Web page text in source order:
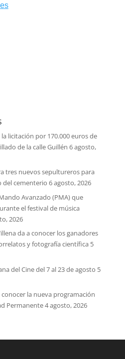
licitación por 170.000 euros de
de la calle Guillén 6 agosto,
tres nuevos sepultureros para
del cementerio 6 agosto, 2026
Avanzado (PMA) que
el festival de música
2026
da a conocer los ganadores
y fotografía científica 5
del Cine del 7 al 23 de agosto 5
conocer la nueva programación
Permanente4 agosto, 2026